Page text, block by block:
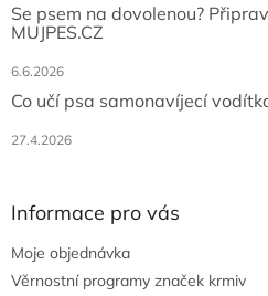
Se psem na dovolenou?
MUJPES.CZ
6.6.2026
Co učí psa samonavíjecí
27.4.2026
Informace pro vás
Moje objednávka
Věrnostní programy značek krmiv